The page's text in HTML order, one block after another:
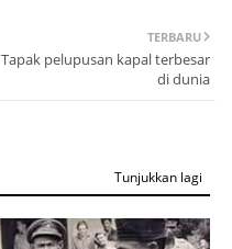
TERBARU
Tapak pelupusan kapal terbesar
di dunia
Tunjukkan lagi